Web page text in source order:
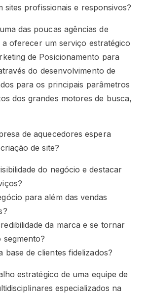
sites profissionais e responsivos?
das poucas agências de
a oferecer um serviço estratégico
de Posicionamento para
do desenvolvimento de
para os principais parâmetros
dos grandes motores de busca,
de aquecedores espera
de site?
do negócio e destacar
para além das vendas
da marca e se tornar
segmento?
base de clientes fidelizados?
estratégico de uma equipe de
especializados na